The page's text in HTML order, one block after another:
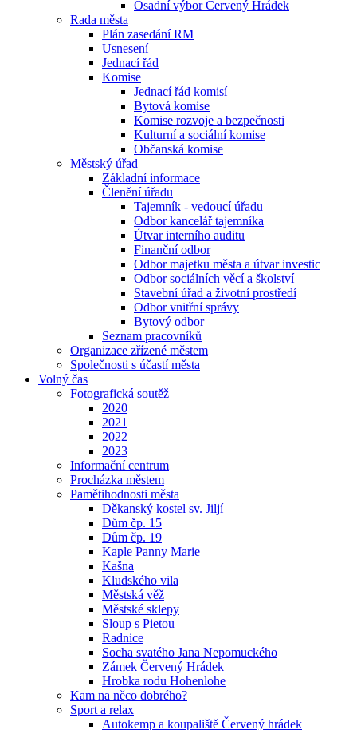
Osadní výbor Červený Hrádek
Rada města
Plán zasedání RM
Usnesení
Jednací řád
Komise
Jednací řád komisí
Bytová komise
Komise rozvoje a bezpečnosti
Kulturní a sociální komise
Občanská komise
Městský úřad
Základní informace
Členění úřadu
Tajemník - vedoucí úřadu
Odbor kancelář tajemníka
Útvar interního auditu
Finanční odbor
Odbor majetku města a útvar investic
Odbor sociálních věcí a školství
Stavební úřad a životní prostředí
Odbor vnitřní správy
Bytový odbor
Seznam pracovníků
Organizace zřízené městem
Společnosti s účastí města
Volný čas
Fotografická soutěž
2020
2021
2022
2023
Informační centrum
Procházka městem
Pamětihodnosti města
Děkanský kostel sv. Jiljí
Dům čp. 15
Dům čp. 19
Kaple Panny Marie
Kašna
Kludského vila
Městská věž
Městské sklepy
Sloup s Pietou
Radnice
Socha svatého Jana Nepomuckého
Zámek Červený Hrádek
Hrobka rodu Hohenlohe
Kam na něco dobrého?
Sport a relax
Autokemp a koupaliště Červený hrádek